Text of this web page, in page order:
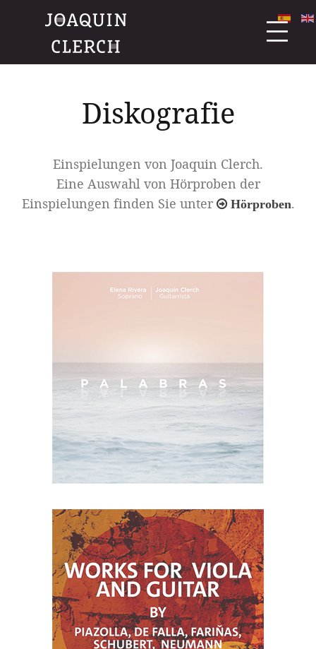
Diskografie
Einspielungen von Joaquin Clerch.
Eine Auswahl von Hörproben der
Einspielungen finden Sie unter
Hörproben.